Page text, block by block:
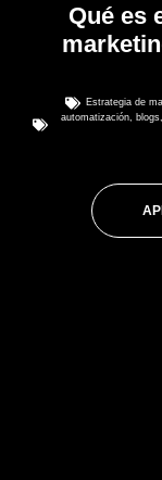
Qué es
Estrategia de
automatización
blogs